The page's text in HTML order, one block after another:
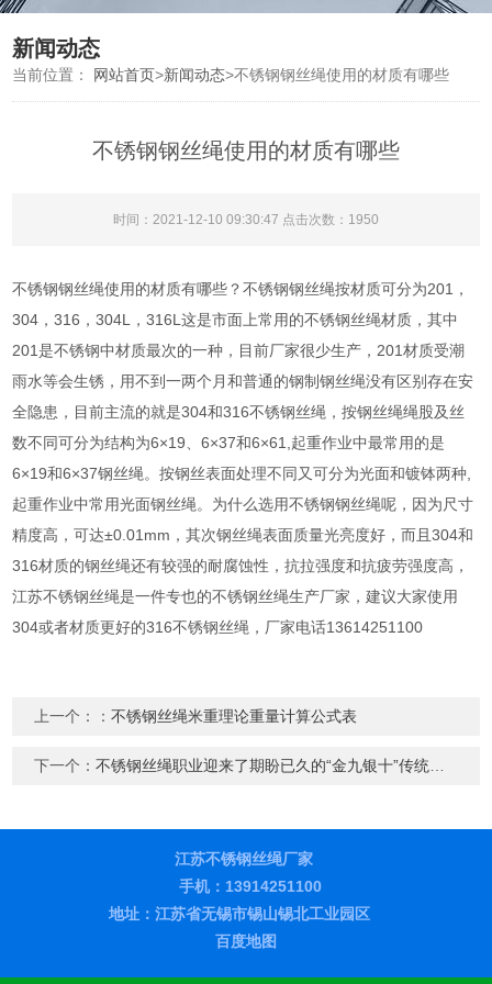
新闻动态
当前位置： 网站首页>新闻动态>不锈钢钢丝绳使用的材质有哪些
不锈钢钢丝绳使用的材质有哪些
时间：2021-12-10 09:30:47 点击次数：1950
不锈钢钢丝绳使用的材质有哪些？不锈钢钢丝绳按材质可分为201，
304，316，304L，316L这是市面上常用的不锈钢丝绳材质，其中
201是不锈钢中材质最次的一种，目前厂家很少生产，201材质受潮
雨水等会生锈，用不到一两个月和普通的钢制钢丝绳没有区别存在安
全隐患，目前主流的就是304和316不锈钢丝绳，按钢丝绳绳股及丝
数不同可分为结构为6×19、6×37和6×61,起重作业中最常用的是
6×19和6×37钢丝绳。按钢丝表面处理不同又可分为光面和镀钵两种,
起重作业中常用光面钢丝绳。为什么选用不锈钢钢丝绳呢，因为尺寸
精度高，可达±0.01mm，其次钢丝绳表面质量光亮度好，而且304和
316材质的钢丝绳还有较强的耐腐蚀性，抗拉强度和抗疲劳强度高，
江苏不锈钢丝绳是一件专也的不锈钢丝绳生产厂家，建议大家使用
304或者材质更好的316不锈钢丝绳，厂家电话13614251100
上一个：：不锈钢丝绳米重理论重量计算公式表
下一个：不锈钢丝绳职业迎来了期盼已久的“金九银十”传统旺季
江苏不锈钢丝绳厂家
手机：13914251100
地址：江苏省无锡市锡山锡北工业园区
百度地图